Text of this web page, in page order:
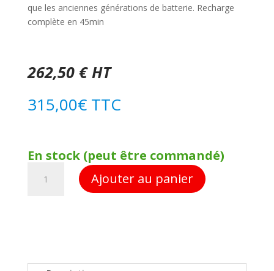
que les anciennes générations de batterie. Recharge
complète en 45min
262,50 € HT
315,00€ TTC
En stock (peut être commandé)
5,6AH
Ajouter au panier
l
t